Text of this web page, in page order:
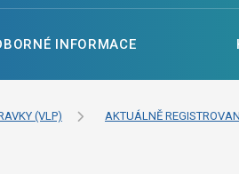
INFORMACE
(VLP) AKTUÁLNĚ